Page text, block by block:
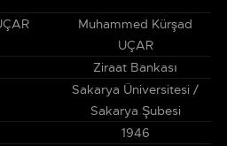
Muhammed Kürşad
UÇAR
Ziraat Bankası
Sakarya Üniversitesi /
Sakarya Şubesi
1946